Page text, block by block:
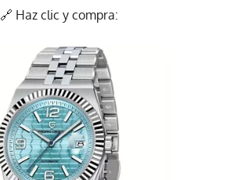
🔗 Haz clic y compra: